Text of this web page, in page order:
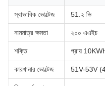
স্বাভাবিক ভোল্টেজ 51.২ ভি
নামমাত্র ক্ষমতা ২০০ এএইচ
শক্তি প্রায়
কারখানার ভোল্টেজ 51V-53V